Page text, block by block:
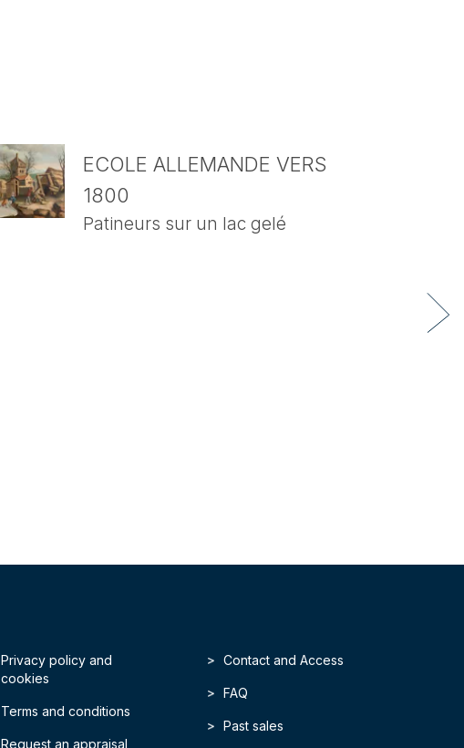
ECOLE ALLEMANDE VERS
1800
Patineurs sur un lac gelé
Privacy policy and
cookies
Terms and conditions
Request an appraisal
Contact and Access
FAQ
Past sales